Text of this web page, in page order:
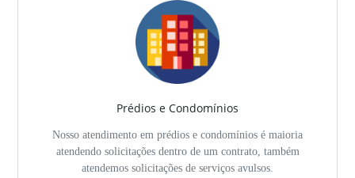
Prédios e Condomínios
Nosso atendimento em prédios e condomínios é maioria
atendendo solicitações dentro de um contrato, também
atendemos solicitações de serviços avulsos.